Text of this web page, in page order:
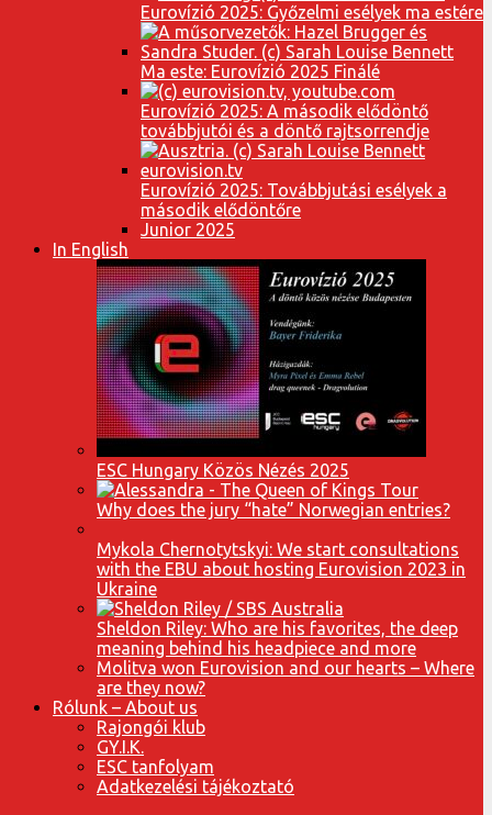
Eurovízió 2025: Győzelmi esélyek ma estére
Ma este: Eurovízió 2025 Finálé
Eurovízió 2025: A második elődöntő
továbbjutói és a döntő rajtsorrendje
Eurovízió 2025: Továbbjutási esélyek a
második elődöntőre
Junior 2025
In English
ESC Hungary Közös Nézés 2025
Why does the jury “hate” Norwegian entries?
Mykola Chernotytskyi: We start consultations
with the EBU about hosting Eurovision 2023 in
Ukraine
Sheldon Riley: Who are his favorites, the deep
meaning behind his headpiece and more
Molitva won Eurovision and our hearts – Where
are they now?
Rólunk – About us
Rajongói klub
GY.I.K.
ESC tanfolyam
Adatkezelési tájékoztató